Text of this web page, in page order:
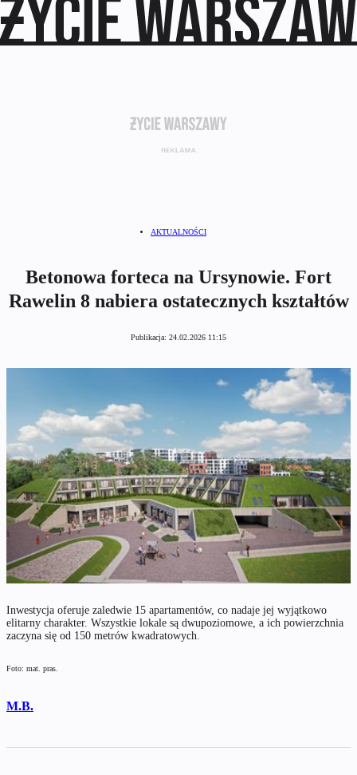
AKTUALNOŚCI
Betonowa forteca na Ursynowie. Fort
Rawelin 8 nabiera ostatecznych kształtów
Publikacja: 24.02.2026 11:15
Inwestycja oferuje zaledwie 15 apartamentów, co nadaje jej wyjątkowo
elitarny charakter. Wszystkie lokale są dwupoziomowe, a ich powierzchnia
zaczyna się od 150 metrów kwadratowych.
Foto: mat. pras.
M.B.